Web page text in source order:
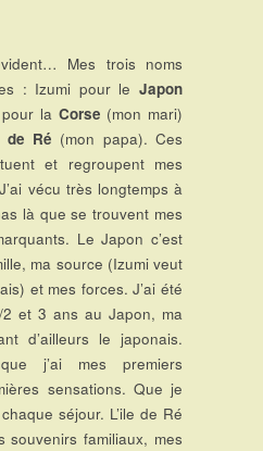
Mes trois noms
: Izumi pour le Japon
la Corse (mon mari)
de Ré (mon papa). Ces
et regroupent mes
vécu très longtemps à
là que se trouvent mes
Le Japon c’est
ma source (Izumi veut
et mes forces. J’ai été
et 3 ans au Japon, ma
d’ailleurs le japonais.
j’ai mes premiers
sensations. Que je
séjour. L’ile de Ré
souvenirs familiaux, mes